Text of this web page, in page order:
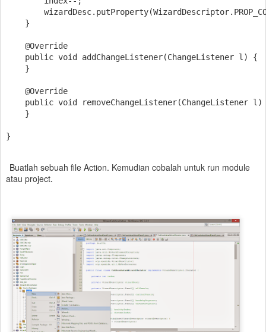
    }
    @Override
    public void addChangeListener(ChangeListener l) {
    }
    @Override
public void removeChangeListener(ChangeListener l)
    }
Buatlah sebuah file Action. Kemudian cobalah untuk run module
atau project.